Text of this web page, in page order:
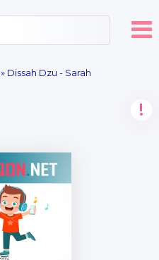
» Dissah Dzu - Sarah
!